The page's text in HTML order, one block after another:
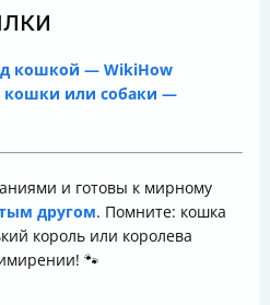
кошкой — WikiHow
кошки или собаки —
и готовы к мирному
другом. Помните: кошка
король или королева
🐾